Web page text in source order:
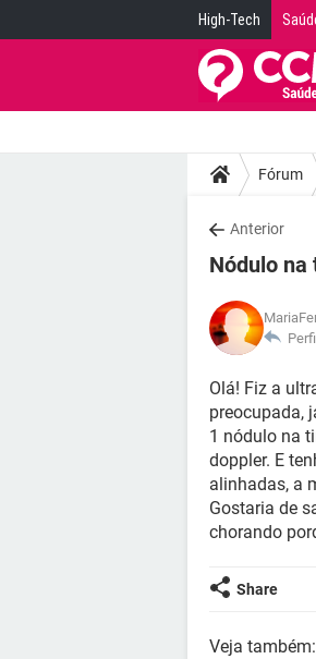
High-Tech
Fórum
Anterior
Nódulo na
Olá! Fiz a
preocupada,
1 nódulo na
doppler. E
alinhadas, a
Gostaria de
chorando
Share
Veja também: